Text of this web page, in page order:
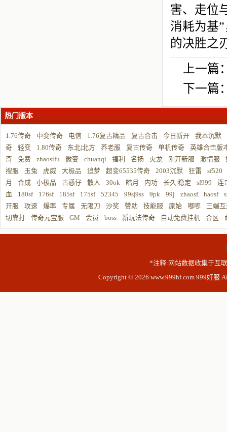
害、走位
消耗为基
的决胜之
上一篇
下一篇
热门版本
1.76传奇 中变传奇 电信 1.76复古精品 复古合击 今日新开
我本沉默
奇
轻变 1.80传奇 东北|北方 养老服 复古传奇 单机传奇
英雄合击版
奇
免费 zhaosifu 微变 chuanqi 福利 名扬 火龙 刚开新服 激情服
搜服
玉兔 虎威 大极品 追梦 超变65535传奇 2003沉默 狂雷
sf520
月
合成 小极品 古惑仔 散人 30ok 皓月 内功 长久|稳定 sf999
连
血
180sf 176sf 185sf 175sf 52345 99s|9ss 9pk 99j zhaosf haosf
开服
攻速 爆率 专属 无限刀 沙奖 赞助 技能服 原始 嘟嘟
三端
切靠打
传奇元宝服 GM 会员 boss 新玩法传奇 自动免费挂机 合区
*注释:网站数据收集于互
Copyright © 2026 www.999hf.com 999好服